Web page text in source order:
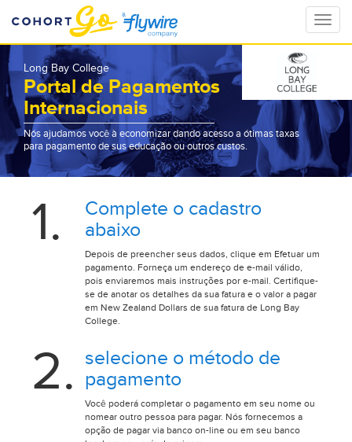
Toggle
Long Bay College
Portal de Pagamentos
Internacionais
Nós ajudamos você à economizar dando acesso a ótimas taxas
para pagamento de sus educação ou outros custos.
1.
Complete o cadastro
abaixo
Depois de preencher seus dados, clique em Efetuar um
pagamento. Forneça um endereço de e-mail válido,
pois enviaremos mais instruções por e-mail. Certifique-
se de anotar os detalhes da sua fatura e o valor a pagar
em New Zealand Dollars de sua fatura de Long Bay
College.
2. selecione o método de
pagamento
Você poderá completar o pagamento em seu nome ou
nomear outro pessoa para pagar. Nós fornecemos a
opção de pagar via banco on-line ou em seu banco